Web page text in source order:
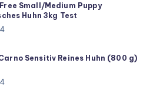
Small/Medium Puppy
Huhn 3kg Test
Sensitiv Reines Huhn (800 g)